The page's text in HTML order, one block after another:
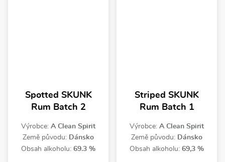
Spotted SKUNK
Rum Batch 2
Výrobce: A Clean Spirit
Země původu: Dánsko
Obsah alkoholu: 69.3 %
Striped SKUNK
Rum Batch 1
Výrobce: A Clean Spirit
Země původu: Dánsko
Obsah alkoholu: 69,3 %